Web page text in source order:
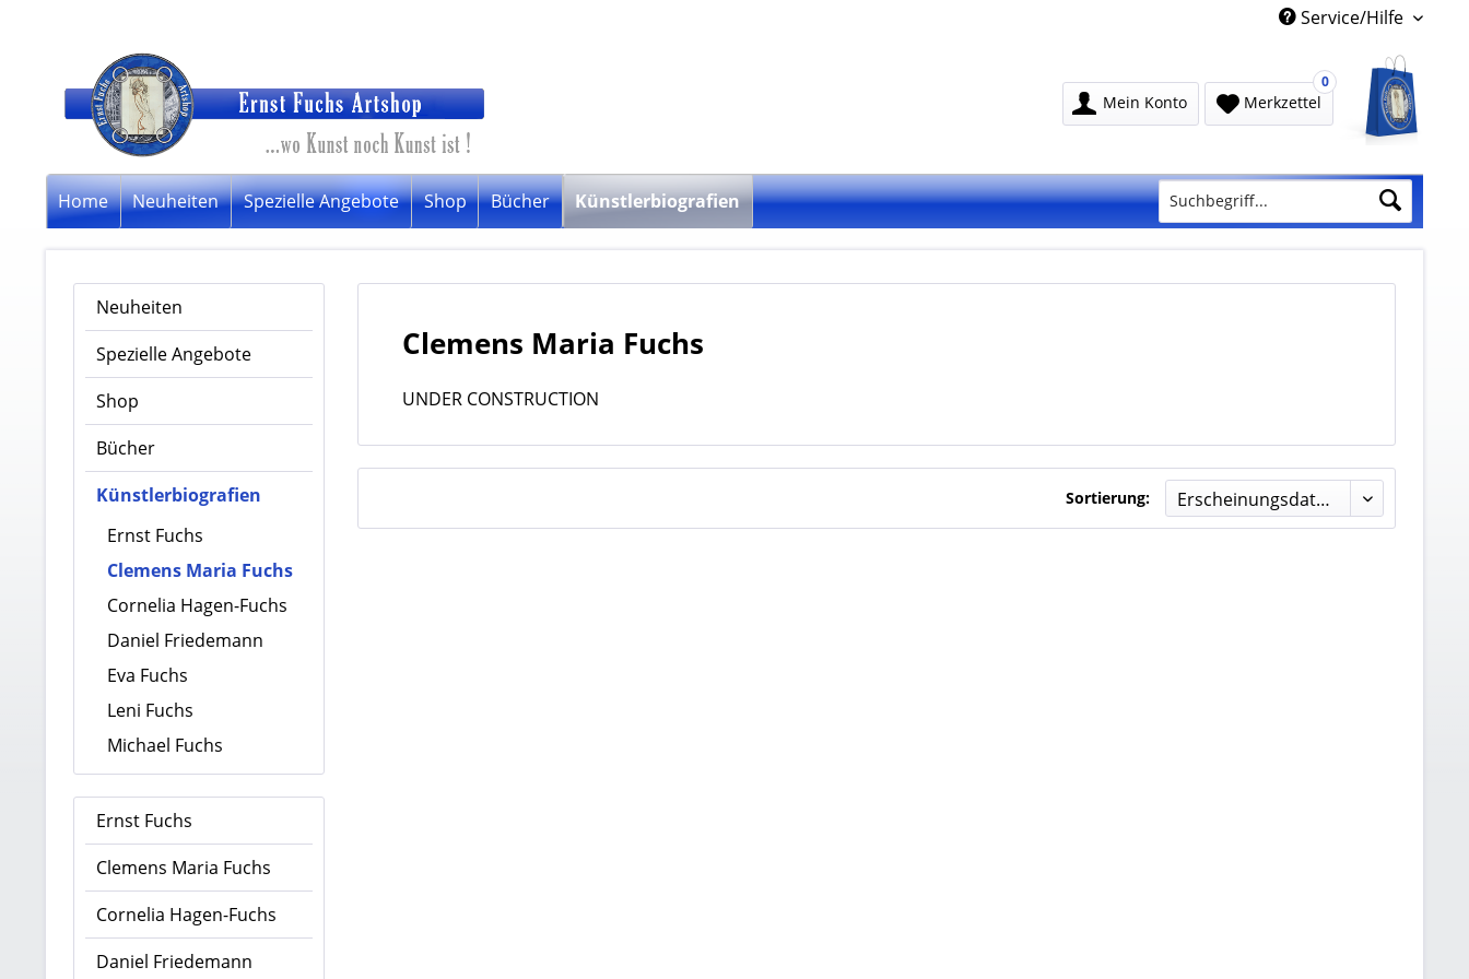
Service/Hilfe
Merkzettel
0
Mein Konto
Home Neuheiten Spezielle Angebote Shop Bücher Künstlerbiografien
Neuheiten
Spezielle Angebote
Shop
Bücher
Künstlerbiografien
Ernst Fuchs
Clemens Maria Fuchs
Cornelia Hagen-Fuchs
Daniel Friedemann
Eva Fuchs
Leni Fuchs
Michael Fuchs
Ernst Fuchs
Clemens Maria Fuchs
Cornelia Hagen-Fuchs
Daniel Friedemann
Clemens Maria Fuchs
UNDER CONSTRUCTION
Sortierung: